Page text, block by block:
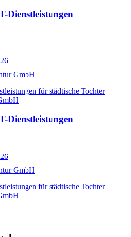
Dienstleistungen
GmbH
für städtische Tochter
Dienstleistungen
GmbH
für städtische Tochter